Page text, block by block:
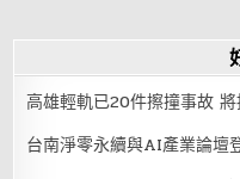
高雄輕軌已20件擦撞事故
台南淨零永續與AI產業論壇